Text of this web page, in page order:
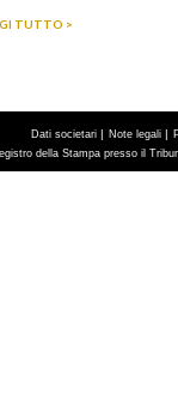
TUTTO >
Dati societari | Note legali |
della Stampa presso il